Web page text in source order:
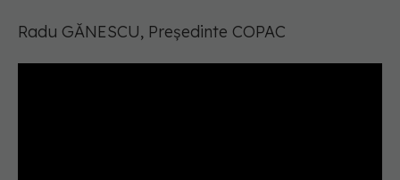
Radu GĂNESCU, Președinte COPAC